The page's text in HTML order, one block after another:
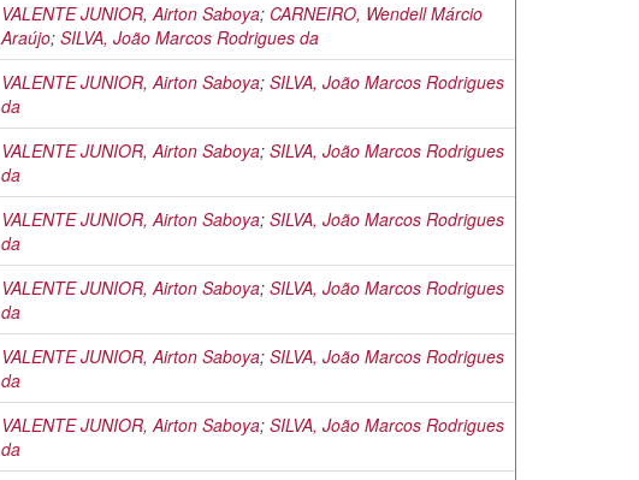
VALENTE JUNIOR, Airton Saboya; CARNEIRO, Wendell Márcio
Araújo; SILVA, João Marcos Rodrigues da
VALENTE JUNIOR, Airton Saboya; SILVA, João Marcos Rodrigues
da
VALENTE JUNIOR, Airton Saboya; SILVA, João Marcos Rodrigues
da
VALENTE JUNIOR, Airton Saboya; SILVA, João Marcos Rodrigues
da
VALENTE JUNIOR, Airton Saboya; SILVA, João Marcos Rodrigues
da
VALENTE JUNIOR, Airton Saboya; SILVA, João Marcos Rodrigues
da
VALENTE JUNIOR, Airton Saboya; SILVA, João Marcos Rodrigues
da